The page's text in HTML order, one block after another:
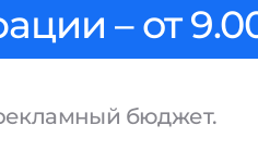
– от
бюджет.